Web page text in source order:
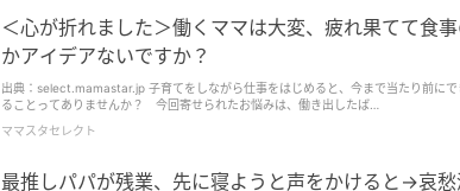
＜心が折れました＞働くママは大変、疲れ果てて食
かアイデアないですか？
出典：select.mamastar.jp 子育てをしながら仕事をはじめると、今まで当たり前に
ることってありませんか？ 今回寄せられたお悩みは、働き出したば…
ママスタセレクト
最推しパパが残業、先に寝ようと声をかけると→哀